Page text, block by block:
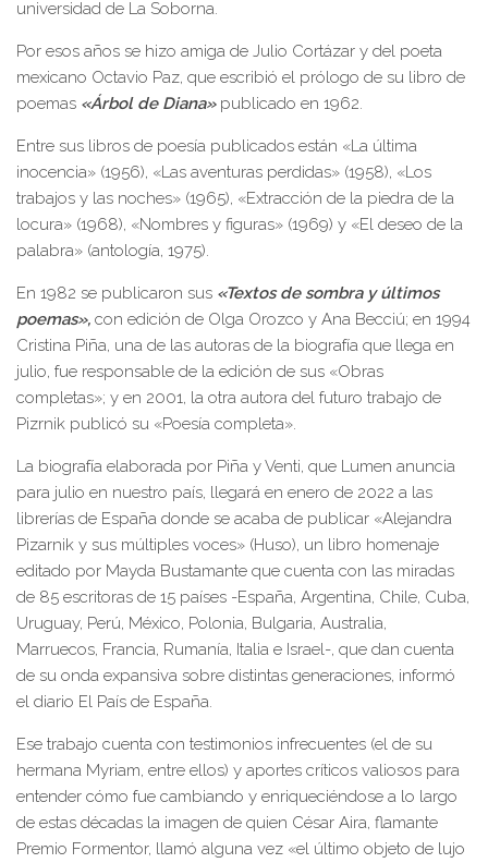
universidad de La Soborna.
Por esos años se hizo amiga de Julio Cortázar y del poeta
mexicano Octavio Paz, que escribió el prólogo de su libro de
poemas «Árbol de Diana»publicado en 1962.
Entre sus libros de poesía publicados están «La última
inocencia» (1956), «Las aventuras perdidas» (1958), «Los
trabajos y las noches» (1965), «Extracción de la piedra de la
locura» (1968), «Nombres y figuras» (1969) y «El deseo de la
palabra» (antología, 1975).
En 1982 se publicaron sus «Textos de sombra y últimos
poemas», con edición de Olga Orozco y Ana Becciú; en 1994
Cristina Piña, una de las autoras de la biografía que llega en
julio, fue responsable de la edición de sus «Obras
completas»; y en 2001, la otra autora del futuro trabajo de
Pizrnik publicó su «Poesía completa».
La biografía elaborada por Piña y Venti, que Lumen anuncia
para julio en nuestro país, llegará en enero de 2022 a las
librerías de España donde se acaba de publicar «Alejandra
Pizarnik y sus múltiples voces» (Huso), un libro homenaje
editado por Mayda Bustamante que cuenta con las miradas
de 85 escritoras de 15 países -España, Argentina, Chile, Cuba,
Uruguay, Perú, México, Polonia, Bulgaria, Australia,
Marruecos, Francia, Rumanía, Italia e Israel-, que dan cuenta
de su onda expansiva sobre distintas generaciones, informó
el diario El País de España.
Ese trabajo cuenta con testimonios infrecuentes (el de su
hermana Myriam, entre ellos) y aportes críticos valiosos para
entender cómo fue cambiando y enriqueciéndose a lo largo
de estas décadas la imagen de quien César Aira, flamante
Premio Formentor, llamó alguna vez «el último objeto de lujo